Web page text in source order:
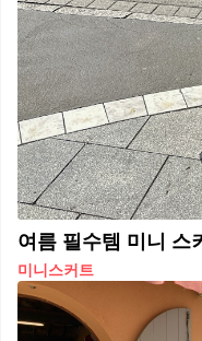
미니스커트